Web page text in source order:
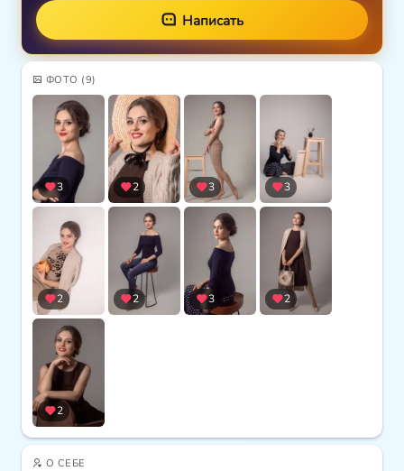
Написать
ФОТО (9)
3 2 3 3
2 2 3 2
2
О СЕБЕ